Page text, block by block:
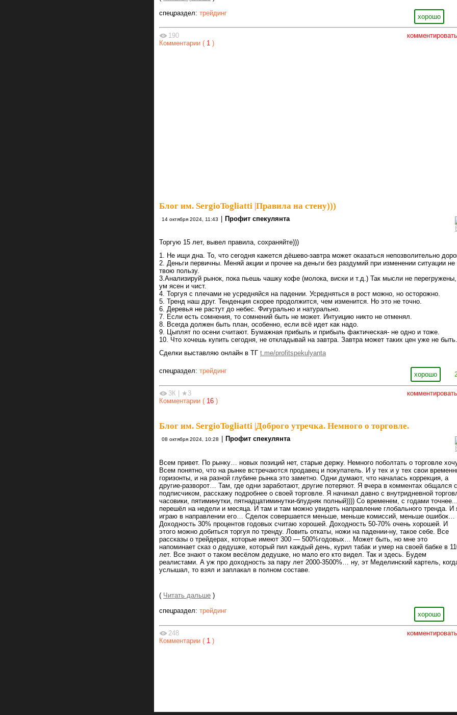
хорошо
спецраздел: трейдинг
комментировать
190
Комментарии ( 1 )
Блог им. SergioTogliatti |Правила на стену)))
14 октября 2024, 11:43 Профит спекулянта
Торгую 15 лет, вывел правила, сохраняйте)))
1. Не ищи дна. То, что сегодня кажется дёшево-завтра может оказаться непозволительно
2. Деньги первичны. Меняй акции и прочее на деньги без раздумий при изменении ситуации не
твою пользу.
3.Анализируй рынок, пока пьешь чашку кофе (молока, виски и т.д.) Так мысли не перегружены,
ум ясен и чист.
4. Торгуя с плечами не усредняйся на падении. Усредняться в рост можно, но осторожно.
5. Тренд наш друг. Тенденция скорее продолжится, чем изменится. Но это не точно.
6. Деревья не растут до небес. Фигурально и натурально.
7. Если есть сомнения, то сомнений быть не может. Интуицию никто не отменял.
8. Всегда должен быть план, особенно, если всё идет как надо.
9. Цыплят по осени считают. Бумажная прибыль и прибыль фактическая- не одно и тоже.
10. Что хочешь купить сегодня, не откладывай на завтра. Завтра может таких цен уже не быть.
Сделки выставляю онлайн в ТГ t.me/profitspekulyanta
хорошо
спецраздел: трейдинг
комментировать
3К
★3
Комментарии ( 16 )
Блог им. SergioTogliatti Доброго утречка. Немного о торговле.
08 октября 2024, 10:28 Профит спекулянта
Всем привет. По рынку… новых позиций нет, старые держу. Немного поболтать о торговле
Всем понятно, что на рынке встречаются продавец и покупатель. И у тех и у тех свои
горизонты, и на разной глубине рынка это заметно. Одни думают, что началась коррекция, а
другие-разворот… Там, где одни заработают, другие потеряют. Я вчера в комментах общался с
подписчиком, расскажу подробнее о своей торговле. Я начинал давно с внутридневной
часовики, пятиминутки, пятнадцатиминутки-блудняк полный)))) Со временем, с годами
перешёл на недели и месяца. И там и там можно увидеть направление глобального тренда. И
играю в направлении его… Сделок совершается меньше, меньше комиссий, меньше ошибок…
Доходность 30% процентов годовых считаю хорошей. Доходность 50-70% очень хорошей. И
этого можно добиться торгуя по тренду. Ловить откаты, ножи на падении-ну, такое себе. Все
рассказы о трейдерах, которые имеют 300 — 500%годовых… Может быть, но мне это
напоминает сказ о дедушке, который пил каждый день, курил табак и умер на своей бабке в
лет. Все знают о таком весёлом дедушке, но мало его кто видел. Так и здесь. Будем
реалистами. А уж про доходность за пару лет 2000-3500%… ну, эт Меделинский картель,
услышал, то взял и заплакал в полном составе.
( Читать дальше )
хорошо
спецраздел: трейдинг
комментировать
248
Комментарии ( 1 )